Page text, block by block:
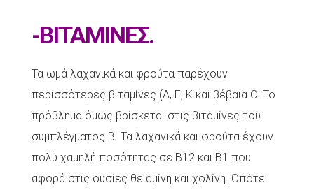
-ΒΙΤΑΜΙΝΕΣ.
Τα ωμά λαχανικά και φρούτα παρέχουν
περισσότερες βιταμίνες (Α, Ε, Κ και βέβαια C. Το
πρόβλημα όμως βρίσκεται στις βιταμίνες του
συμπλέγματος Β. Τα λαχανικά και φρούτα έχουν
πολύ χαμηλή ποσότητας σε Β12 και Β1 που
αφορά στις ουσίες θειαμίνη και χολίνη. Οπότε